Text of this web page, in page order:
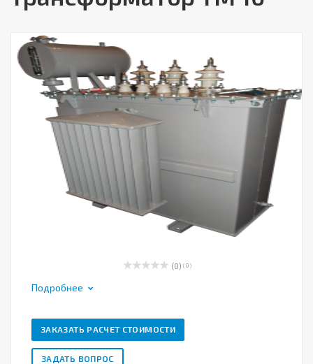
(0) ( 0 )
Подробнее
ЗАКАЗАТЬ РАСЧЕТ СТОИМОСТИ
ЗАДАТЬ ВОПРОС